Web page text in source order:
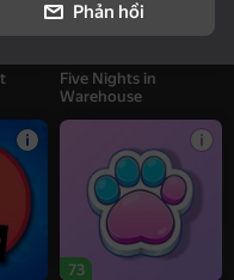
Five Nights in
Warehouse
73
Phản hồi